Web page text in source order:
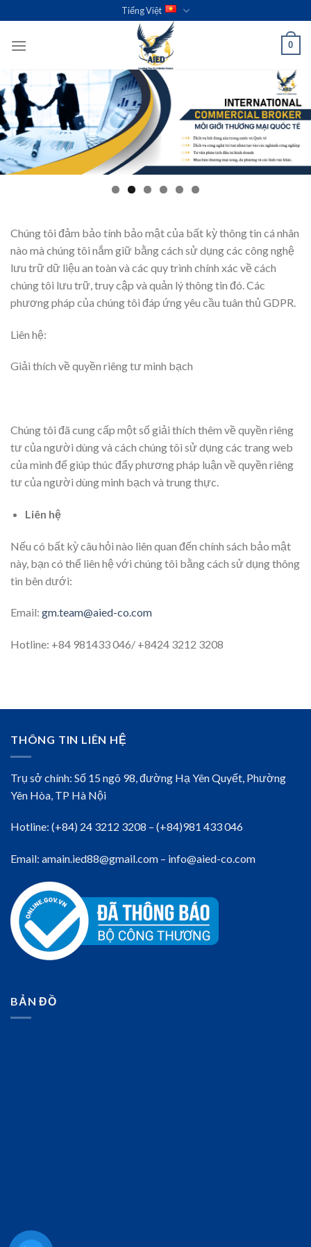
to
content
Tiếng Việt
0
Chúng tôi đảm bảo tính bảo mật của bất kỳ thông tin cá nhân
nào mà chúng tôi nắm giữ bằng cách sử dụng các công nghệ
lưu trữ dữ liệu an toàn và các quy trình chính xác về cách
chúng tôi lưu trữ, truy cập và quản lý thông tin đó. Các
phương pháp của chúng tôi đáp ứng yêu cầu tuân thủ GDPR.
Liên hệ:
Giải thích về quyền riêng tư minh bạch
Chúng tôi đã cung cấp một số giải thích thêm về quyền riêng
tư của người dùng và cách chúng tôi sử dụng các trang web
của mình để giúp thúc đẩy phương pháp luận về quyền riêng
tư của người dùng minh bạch và trung thực.
Liên hệ
Nếu có bất kỳ câu hỏi nào liên quan đến chính sách bảo mật
này, bạn có thể liên hệ với chúng tôi bằng cách sử dụng thông
tin bên dưới:
Email: gm.team@aied-co.com
Hotline: +84 981433 046/ +8424 3212 3208
THÔNG TIN LIÊN HỆ
Trụ sở chính: Số 15 ngõ 98, đường Hạ Yên Quyết, Phường
Yên Hòa, TP Hà Nội
Hotline: (+84) 24 3212 3208 – (+84)981 433 046
Email: amain.ied88@gmail.com – info@aied-co.com
BẢN ĐỒ